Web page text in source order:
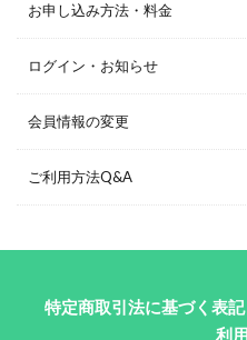
お申し込み方法・料金
ログイン・お知らせ
会員情報の変更
ご利用方法Q&A
特定商取引法に基づく表記
利